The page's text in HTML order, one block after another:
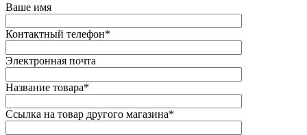
Ваше имя
Контактный телефон*
Электронная почта
Название товара*
Ссылка на товар другого магазина*